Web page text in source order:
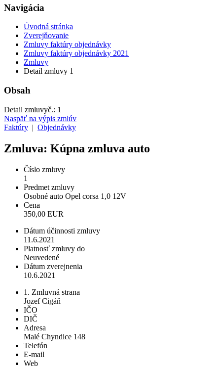
Navigácia
Úvodná stránka
Zverejňovanie
Zmluvy faktúry objednávky
Zmluvy faktúry objednávky 2021
Zmluvy
Detail zmluvy 1
Obsah
Detail zmluvyč.: 1
Naspäť na výpis zmlúv
Faktúry | Objednávky
Zmluva: Kúpna zmluva auto
Číslo zmluvy
1
Predmet zmluvy
Osobné auto Opel corsa 1,0 12V
Cena
350,00 EUR
Dátum účinnosti zmluvy
11.6.2021
Platnosť zmluvy do
Neuvedené
Dátum zverejnenia
10.6.2021
1. Zmluvná strana
Jozef Cigáň
IČO
DIČ
Adresa
Malé Chyndice 148
Telefón
E-mail
Web